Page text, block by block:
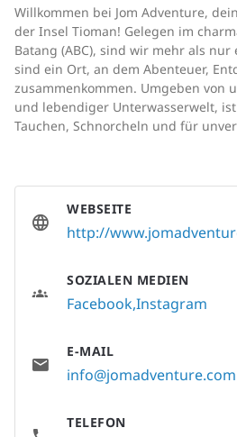
Willkommen bei Jom Adventure,
der Insel Tioman! Gelegen im
Batang (ABC), sind wir mehr als
sind ein Ort, an dem Abenteuer,
zusammenkommen. Umgeben von
und lebendiger Unterwasserwelt,
Tauchen, Schnorcheln und für
WEBSEITE
http://
SOZIALEN MEDIEN
FacebookInstagram
E-MAIL
info@jomadventure.com
TELEFON